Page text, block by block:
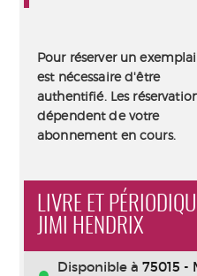
Pour réserver un
est nécessaire d'être
authentifié. Les
dépendent de votre
abonnement en cours.
LIVRE ET
JIMI HENDRIX
Disponible à 75015 -